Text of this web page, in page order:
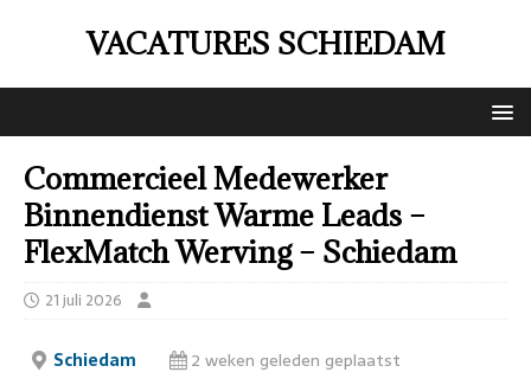
VACATURES SCHIEDAM
Commercieel Medewerker
Binnendienst Warme Leads –
FlexMatch Werving – Schiedam
21 juli 2026
Schiedam 2 weken geleden geplaatst